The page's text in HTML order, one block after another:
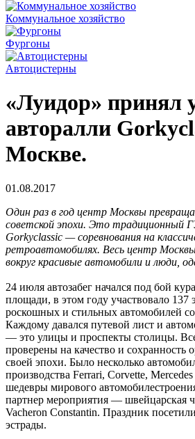
Коммунальное хозяйство
Фургоны
Автоцистерны
«Луидор» принял
авторалли
Москве.
01.08.2017
Один раз в год центр Москвы
советской эпохи. Это традиционный
Gorkyclassic — соревнования на
ретроавтомобилях. Весь центр
вокруг красивые автомобили и люди,
24 июля автозабег начался под бой
площади, в этом году участвовало
роскошных и стильных автомобилей
Каждому давался путевой лист и
— это улицы и проспекты столицы.
проверены на качество и сохранность
своей эпохи. Было несколько
производства Ferrari, Corvette,
шедевры мирового
партнер мероприятия — швейцарская
Vacheron Constantin. Праздник
эстрады.